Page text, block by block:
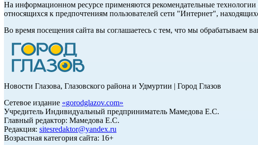
На информационном ресурсе применяются рекомендательные
относящихся к предпочтениям пользователей сети "Интернет",
Во время посещения сайта вы соглашаетесь с тем, что мы обрабатываем
Новости Глазова, Глазовского района и Удмуртии | Город Глазов
Сетевое издание «gorodglazov.com»
Учредитель Индивидуальный предприниматель Мамедова Е.С.
Главный редактор: Мамедова Е.С.
Редакция: sitesredaktor@yandex.ru
Возрастная категория сайта: 16+